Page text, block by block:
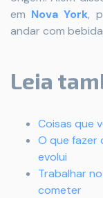
em Nova York,
andar com
Leia
Coisas que
O que fazer
evolui
Trabalhar
cometer